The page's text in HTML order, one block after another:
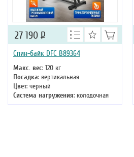
Спин-байк DFC B89364
Макс. вес: 120 кг
Посадка: вертикальная
Цвет: черный
Система нагружения: колодочная
27 190 Р